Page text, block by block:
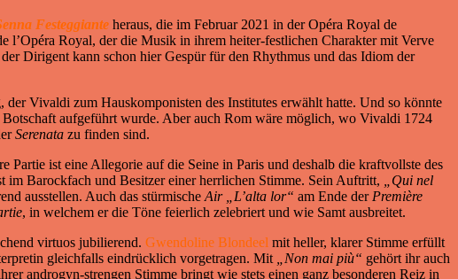
Festeggiante heraus, die im Februar 2021 in der Opéra Royal de
l’Opéra Royal, der die Musik in ihrem heiter-festlichen Charakter mit Verve
Dirigent kann schon hier Gespür für den Rhythmus und das Idiom der
Vivaldi zum Hauskomponisten des Institutes erwählt hatte. Und so könnte
aufgeführt wurde. Aber auch Rom wäre möglich, wo Vivaldi 1724
Serenata zu finden sind.
Partie ist eine Allegorie auf die Seine in Paris und deshalb die kraftvollste des
im Barockfach und Besitzer einer herrlichen Stimme. Sein Auftritt,
„Qui nel
ausstellen. Auch das stürmische Air „L’alta lor“ am Ende der Première
, in welchem er die Töne feierlich zelebriert und wie Samt ausbreitet.
virtuos jubilierend. Gwendoline Blondeel mit heller, klarer Stimme erfüllt
gleichfalls eindrücklich vorgetragen. Mit „Non mai più“ gehört ihr auch
androgyn-strengen Stimme bringt wie stets einen ganz besonderen Reiz in